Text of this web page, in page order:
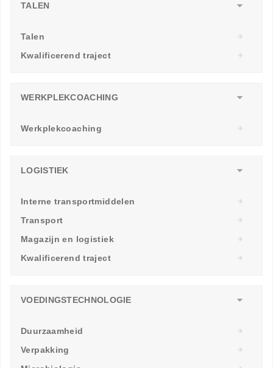
TALEN
Talen
Kwalificerend traject
WERKPLEKCOACHING
Werkplekcoaching
LOGISTIEK
Interne transportmiddelen
Transport
Magazijn en logistiek
Kwalificerend traject
VOEDINGSTECHNOLOGIE
Duurzaamheid
Verpakking